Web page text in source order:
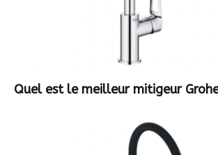
Quel est le meilleur mitigeur